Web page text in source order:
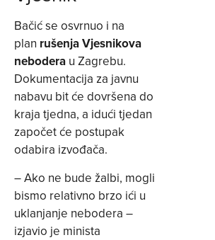
Bačić se osvrnuo i na
plan rušenja Vjesnikova
nebodera u Zagrebu.
Dokumentacija za javnu
nabavu bit će dovršena do
kraja tjedna, a idući tjedan
započet će postupak
odabira izvođača.
– Ako ne bude žalbi, mogli
bismo relativno brzo ići u
uklanjanje nebodera –
izjavio je minista